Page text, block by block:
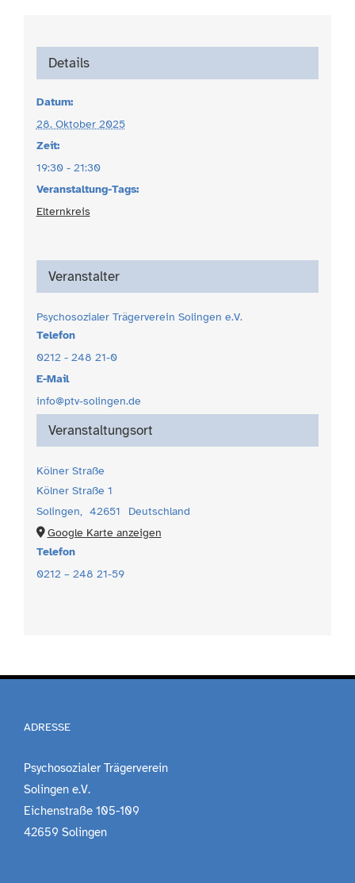
Details
Datum:
28. Oktober 2025
Zeit:
19:30 - 21:30
Veranstaltung-Tags:
Elternkreis
Veranstaltungsort
Kölner Straße
Kölner Straße 1
Solingen, 42651
Deutschland
Google Karte anzeigen
Telefon
0212 – 248 21-59
Veranstalter
Psychosozialer Trägerverein Solingen e.V.
Telefon
0212 - 248 21-0
E-Mail
info@ptv-solingen.de
ADRESSE
Psychosozialer Trägerverein
Solingen e.V.
Eichenstraße 105-109
42659 Solingen